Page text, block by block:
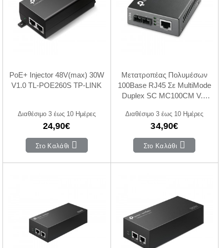
PoE+ Injector 48V(max) 30W
V1.0 TL-POE260S TP-LINK
Διαθέσιμο 3 έως 10 Ημέρες
24,90€
Στο Καλάθι
Μετατροπέας Πολυμέσων
100Base RJ45 Σε MultiMode
Duplex SC MC100CM V.5
Διαθέσιμο 3 έως 10 Ημέρες
34,90€
Στο Καλάθι